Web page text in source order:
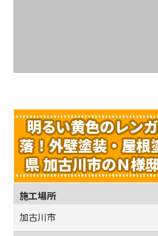
明るい黄色のレン
落！外壁塗装・屋根
県 加古川市のＮ様
施工場所
加古川市